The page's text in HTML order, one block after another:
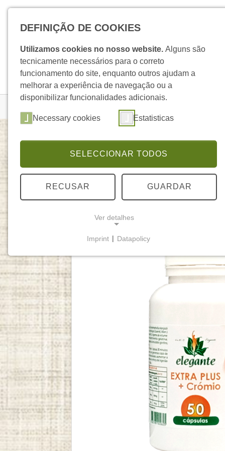
Skip to main navigation
Skip to main content
Skip to page footer
You are here:
Elegante Plus + Crómio
ELEGANTE
DEFINIÇÃO DE COOKIES
Utilizamos cookies no nosso website. Alguns são
tecnicamente necessários para o correto
funcionamento do site, enquanto outros ajudam a
melhorar a experiência de navegação ou a
disponibilizar funcionalidades adicionais.
Necessary cookies Estatisticas
SELECCIONAR TODOS
RECUSAR GUARDAR
Ver detalhes
Cookies necessários
básicas e são essenciais para o funcionamento
adequado do website.
Cookie Consent
Name:
cookie_consent
Este cookie armazena as opções
de consentimento selecionadas
pelo utilizador.
Cookie
duration:
1 year
Imprint | Datapolicy